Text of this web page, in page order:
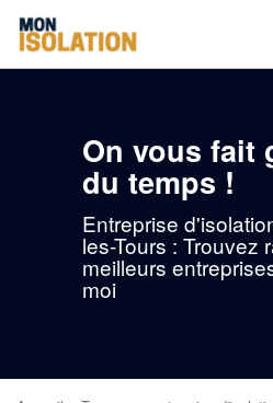
On vous fait
du temps !
Entreprise
les-Tours : Trouvez
meilleurs
moi